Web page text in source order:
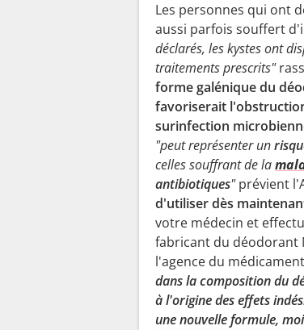
Les personnes qui ont
aussi parfois souffert
déclarés, les kystes ont
traitements prescrits"
forme galénique du
favoriserait
surinfection
"peut représenter un
celles souffrant de la
antibiotiques"prévient
d'utiliser dès
votre médecin et
fabricant du déodorant
l'agence du
dans la composition du
à l'origine des effets
une nouvelle formule,